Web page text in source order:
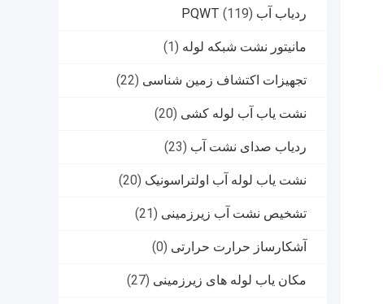
ردیاب آب PQWT (119)
مانیتور نشت شبکه لوله (1)
تجهیزات اکتشاف زمین شناسی (22)
نشت یاب آب لوله کشی (20)
ردیاب صدای نشت آب (23)
نشت یاب لوله آب اولتراسونیک (20)
تشخیص نشت آب زیرزمینی (21)
آشکارساز حرارت حرارتی (0)
مکان یاب لوله های زیرزمینی (27)